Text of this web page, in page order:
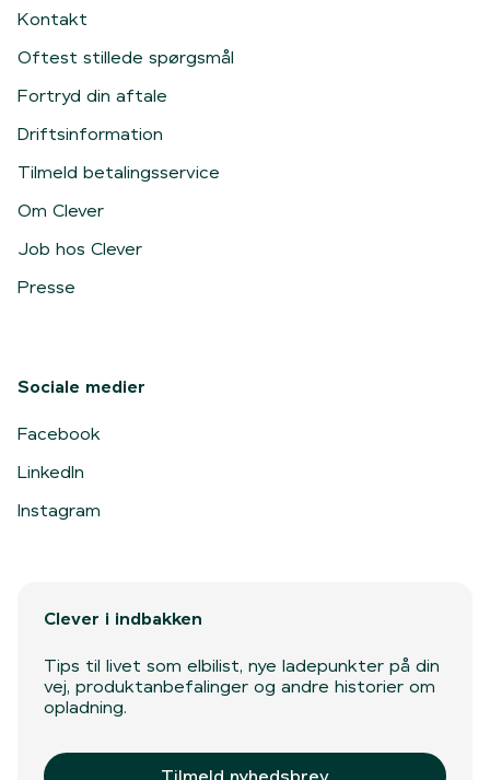
Kontakt
Oftest stillede spørgsmål
Fortryd din aftale
Driftsinformation
Tilmeld betalingsservice
Om Clever
Job hos Clever
Presse
Sociale medier
Facebook
LinkedIn
Instagram
Clever i indbakken
Tips til livet som elbilist, nye ladepunkter på din
vej, produktanbefalinger og andre historier om
opladning.